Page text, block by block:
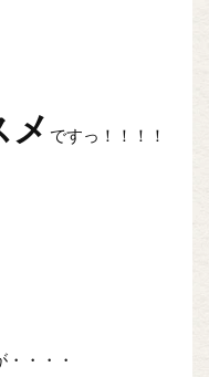
メ ですっ！！！！
・・・・